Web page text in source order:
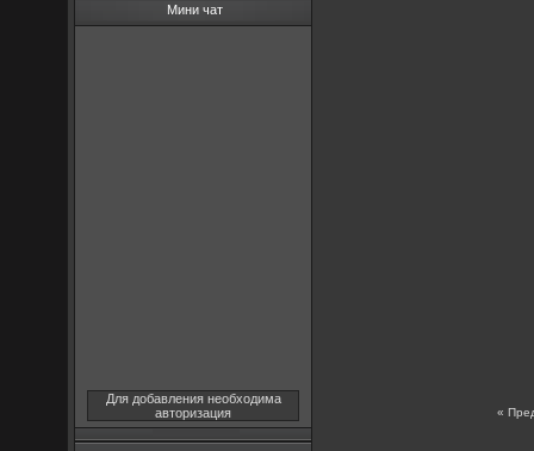
Мини чат
Для добавления необходима
авторизация
«